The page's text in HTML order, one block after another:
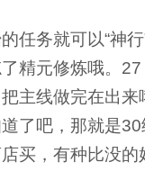
务就可以“神行
精元修炼哦。
主线做完在出来
吧，那就是30
买，有种比没